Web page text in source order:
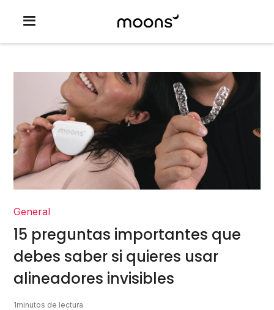
General
15 preguntas importantes que
debes saber si quieres usar
alineadores invisibles
1minutos de lectura